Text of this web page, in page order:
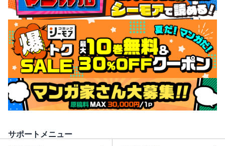
サポートメニュー